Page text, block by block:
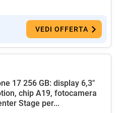
VEDI OFFERTA
17 256 GB: display 6,3"
chip A19, fotocamera
Stage per...